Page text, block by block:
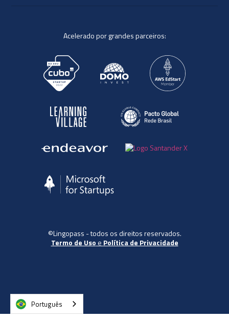
Acelerado por grandes parceiros:
©Lingopass - todos os direitos reservados.
Termo de Uso e Política de Privacidade
Português